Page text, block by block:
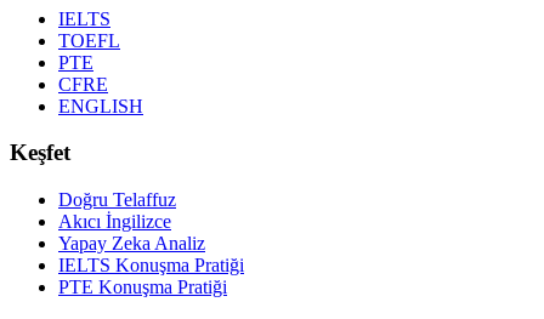
IELTS
TOEFL
PTE
CFRE
ENGLISH
Keşfet
Doğru Telaffuz
Akıcı İngilizce
Yapay Zeka Analiz
IELTS Konuşma Pratiği
PTE Konuşma Pratiği